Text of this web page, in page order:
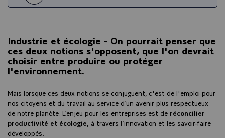
Industrie et écologie - On pourrait penser que
ces deux notions s'opposent, que l'on devrait
choisir entre produire ou protéger
l'environnement.
Mais lorsque ces deux notions se conjuguent, c'est de l'emploi pour
nos citoyens et du travail au service d’un avenir plus respectueux
de notre planète. L’enjeu pour les entreprises est de réconcilier
productivité et écologie, à travers l’innovation et les savoir-faire
développés.